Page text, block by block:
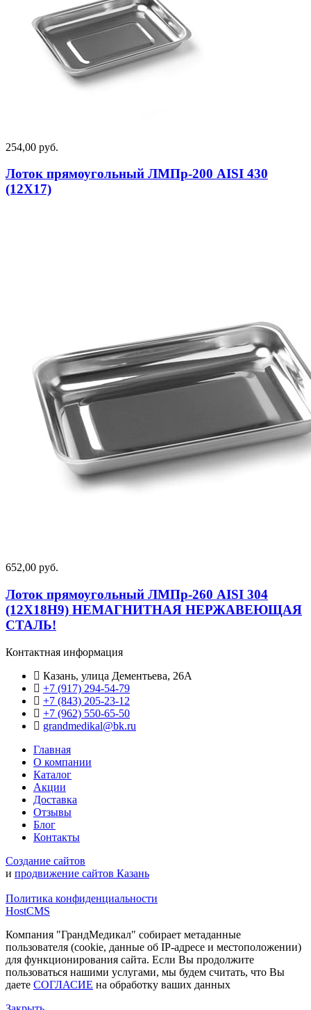
254,00 руб.
Лоток прямоугольный ЛМПр-200 AISI 430
(12Х17)
652,00 руб.
Лоток прямоугольный ЛМПр-260 AISI 304
(12Х18Н9) НЕМАГНИТНАЯ НЕРЖАВЕЮЩАЯ
СТАЛЬ!
Контактная информация
Казань, улица Дементьева, 26А
+7 (917) 294-54-79
+7 (843) 205-23-12
+7 (962) 550‑65‑50‬
grandmedikal@bk.ru
Главная
О компании
Каталог
Акции
Доставка
Отзывы
Блог
Контакты
Создание сайтов
и продвижение сайтов Казань
Политика конфиденциальности
HostCMS
Компания "ГрандМедикал" собирает метаданные
пользователя (cookie, данные об IP-адресе и местоположении)
для функционирования сайта. Если Вы продолжите
пользоваться нашими услугами, мы будем считать, что Вы
даете СОГЛАСИЕ на обработку ваших данных